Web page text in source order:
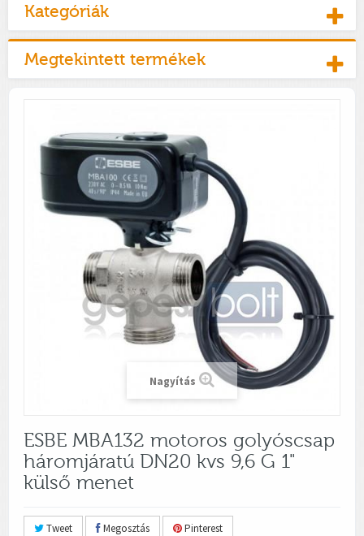
Kategóriák
Megtekintett termékek
Nagyítás
ESBE MBA132 motoros golyóscsap
háromjáratú DN20 kvs 9,6 G 1"
külső menet
Tweet Megosztás Pinterest